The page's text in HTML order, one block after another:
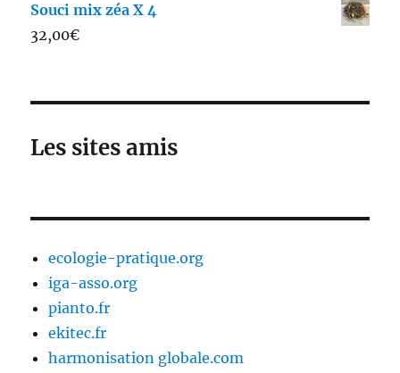
Souci mix zéa X 4
32,00€
Les sites amis
ecologie-pratique.org
iga-asso.org
pianto.fr
ekitec.fr
harmonisation globale.com